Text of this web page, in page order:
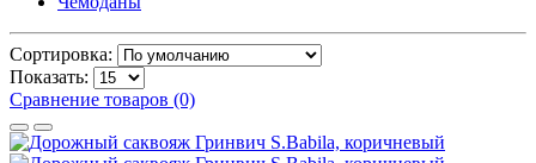
Сортировка:
Показать:
Сравнение товаров (0)